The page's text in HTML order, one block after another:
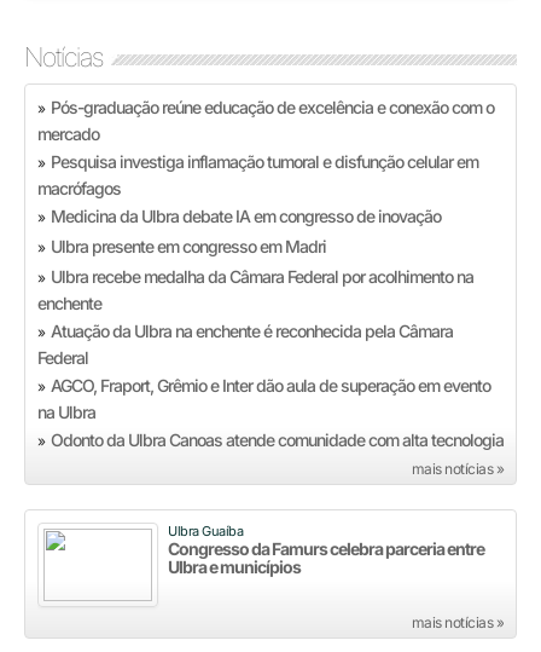
Notícias
» Pós-graduação reúne educação de excelência e conexão com o
mercado
» Pesquisa investiga inflamação tumoral e disfunção celular em
macrófagos
» Medicina da Ulbra debate IA em congresso de inovação
» Ulbra presente em congresso em Madri
» Ulbra recebe medalha da Câmara Federal por acolhimento na
enchente
» Atuação da Ulbra na enchente é reconhecida pela Câmara
Federal
» AGCO, Fraport, Grêmio e Inter dão aula de superação em evento
na Ulbra
» Odonto da Ulbra Canoas atende comunidade com alta tecnologia
mais notícias »
Ulbra Guaíba
Congresso da Famurs celebra parceria entre
Ulbra e municípios
mais notícias »